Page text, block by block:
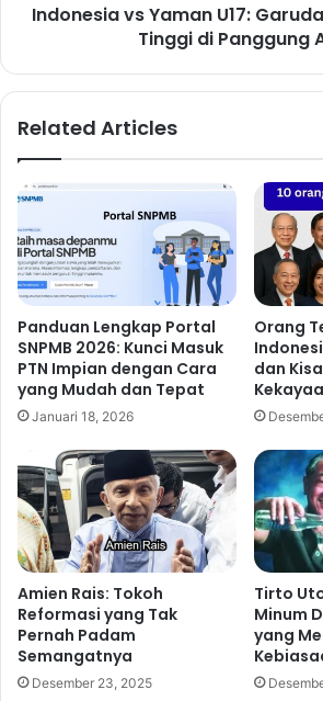
Indonesia vs Yaman U17:
Tinggi di Panggung
Related Articles
Panduan Lengkap Portal
SNPMB 2026: Kunci Masuk
PTN Impian dengan Cara
yang Mudah dan Tepat
Januari 18, 2026
Orang
dan
Amien Rais: Tokoh
Reformasi yang Tak
Pernah Padam
Semangatnya
Desember 23, 2025
Tirto
Minum
yang